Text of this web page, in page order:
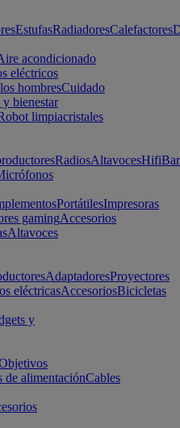
EstufasRadiadoresCalefactores
acondicionado
eléctricos
hombresCuidado
y bienestar
limpiacristales
RadiosAltavocesHifi
PortátilesImpresoras
gamingAccesorios
Altavoces
AdaptadoresProyectores
eléctricasAccesoriosBicicletas
y
de alimentaciónCables